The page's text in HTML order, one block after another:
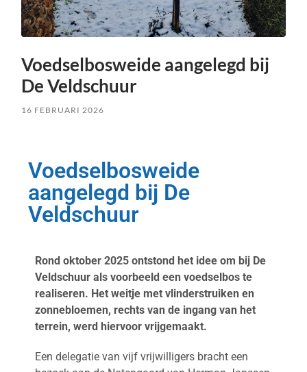
Voedselbosweide aangelegd bij
De Veldschuur
16 FEBRUARI 2026
Voedselbosweide
aangelegd bij De
Veldschuur
Rond oktober 2025 ontstond het idee om bij De
Veldschuur als voorbeeld een voedselbos te
realiseren. Het weitje met vlinderstruiken en
zonnebloemen, rechts van de ingang van het
terrein, werd hiervoor vrijgemaakt.
Een delegatie van vijf vrijwilligers bracht een